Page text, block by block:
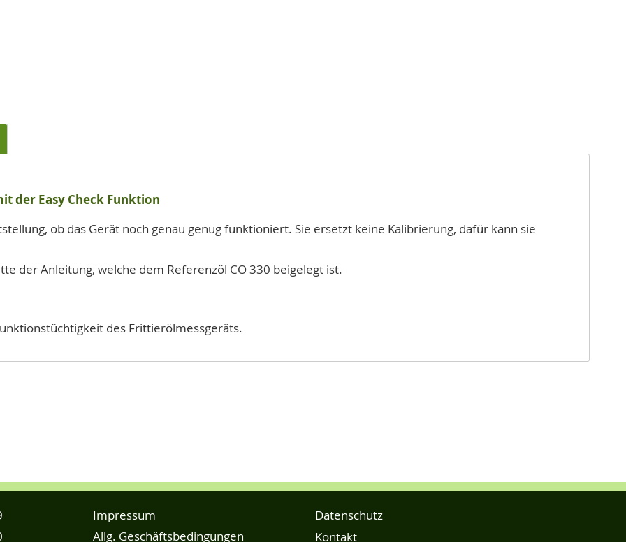
der Easy Check Funktion
ob das Gerät noch genau genug funktioniert. Sie ersetzt keine Kalibrierung, dafür kann sie
der Anleitung, welche dem Referenzöl CO 330 beigelegt ist.
des Frittierölmessgeräts.
Impressum
Allg. Geschäftsbedingungen
Datenschutz
Kontakt